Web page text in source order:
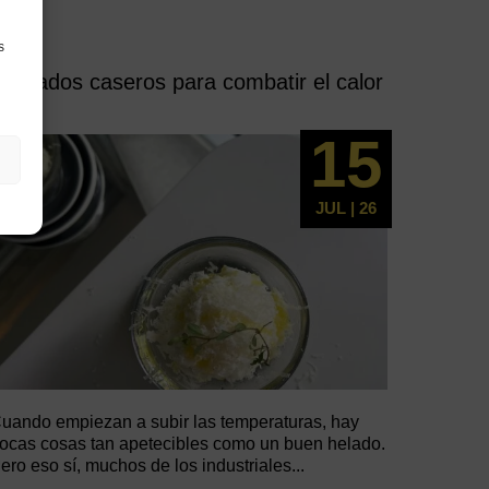
3 helados caseros para combatir el calor
15
JUL | 26
empiezan a subir las temperaturas, hay
cosas tan apetecibles como un buen helado.
eso sí, muchos de los industriales...